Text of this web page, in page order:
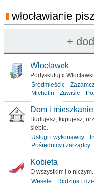
włocławianie
Włocławek
Podyskutuj o
Śródmieście
Michelin
Zawiśle
Dom i mieszkanie
Budujesz, kupujesz,
siebie.
Usługi i wykonawcy
Pośrednicy i zarządcy
Kobieta
O wszystkim i o niczym.
Wesele
Rodzina i